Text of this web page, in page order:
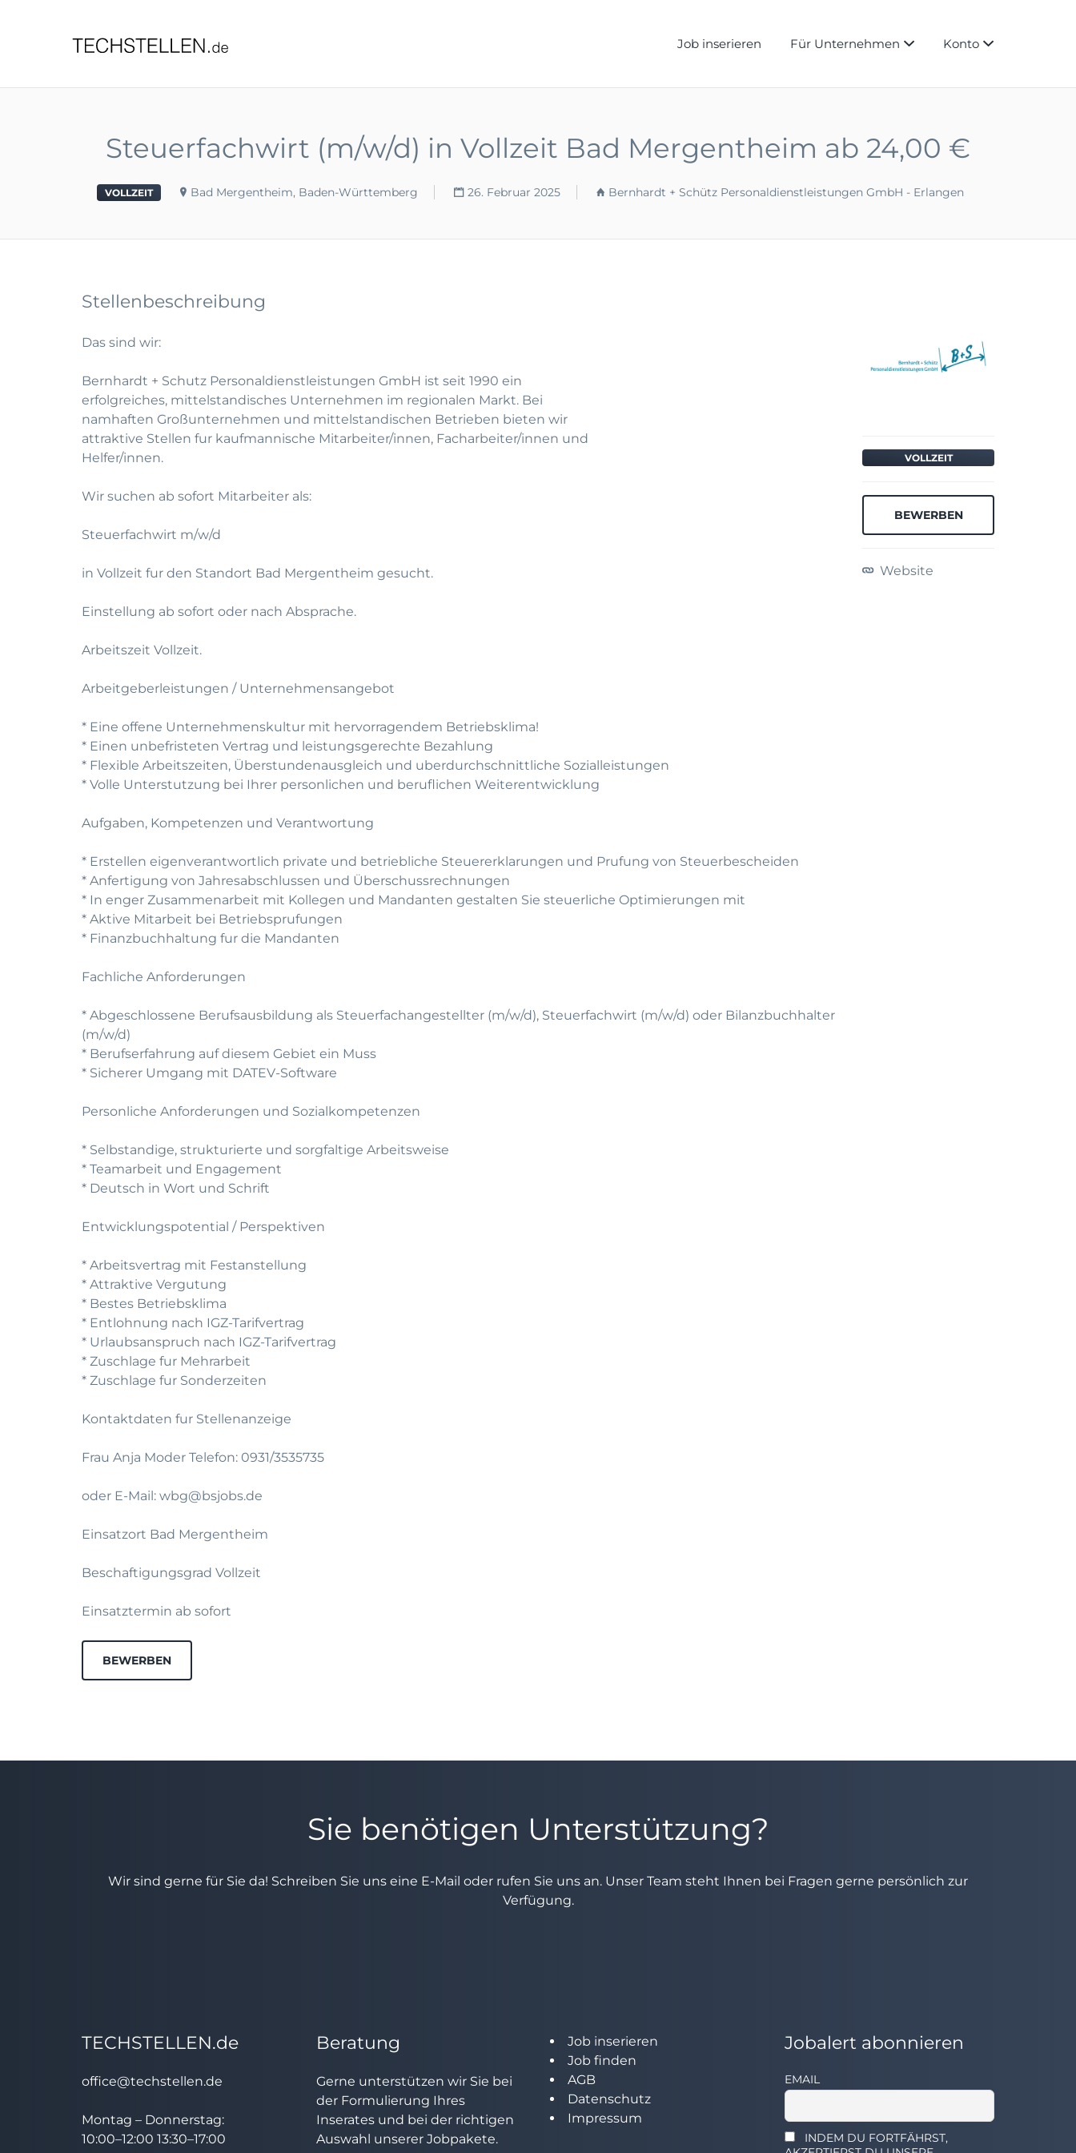
Job inserieren Für Unternehmen Konto
Steuerfachwirt (m/w/d) in Vollzeit Bad Mergentheim ab 24,00 €
VOLLZEIT Bad Mergentheim, Baden-Württemberg 26. Februar 2025 Bernhardt + Schütz Personaldienstleistungen GmbH - Erlangen
Stellenbeschreibung
Das sind wir:
Bernhardt + Schutz Personaldienstleistungen GmbH ist seit 1990 ein
erfolgreiches, mittelstandisches Unternehmen im regionalen Markt. Bei
namhaften Großunternehmen und mittelstandischen Betrieben bieten wir
attraktive Stellen fur kaufmannische Mitarbeiter/innen, Facharbeiter/innen und
Helfer/innen.
Wir suchen ab sofort Mitarbeiter als:
Steuerfachwirt m/w/d
in Vollzeit fur den Standort Bad Mergentheim gesucht.
Einstellung ab sofort oder nach Absprache.
Arbeitszeit Vollzeit.
Arbeitgeberleistungen / Unternehmensangebot
* Eine offene Unternehmenskultur mit hervorragendem Betriebsklima!
* Einen unbefristeten Vertrag und leistungsgerechte Bezahlung
* Flexible Arbeitszeiten, Überstundenausgleich und uberdurchschnittliche Sozialleistungen
* Volle Unterstutzung bei Ihrer personlichen und beruflichen Weiterentwicklung
Aufgaben, Kompetenzen und Verantwortung
* Erstellen eigenverantwortlich private und betriebliche Steuererklarungen und Prufung von Steuerbescheiden
* Anfertigung von Jahresabschlussen und Überschussrechnungen
* In enger Zusammenarbeit mit Kollegen und Mandanten gestalten Sie steuerliche Optimierungen mit
* Aktive Mitarbeit bei Betriebsprufungen
* Finanzbuchhaltung fur die Mandanten
Fachliche Anforderungen
* Abgeschlossene Berufsausbildung als Steuerfachangestellter (m/w/d), Steuerfachwirt (m/w/d) oder Bilanzbuchhalter
(m/w/d)
* Berufserfahrung auf diesem Gebiet ein Muss
* Sicherer Umgang mit DATEV-Software
Personliche Anforderungen und Sozialkompetenzen
* Selbstandige, strukturierte und sorgfaltige Arbeitsweise
* Teamarbeit und Engagement
* Deutsch in Wort und Schrift
Entwicklungspotential / Perspektiven
* Arbeitsvertrag mit Festanstellung
* Attraktive Vergutung
* Bestes Betriebsklima
* Entlohnung nach IGZ-Tarifvertrag
* Urlaubsanspruch nach IGZ-Tarifvertrag
* Zuschlage fur Mehrarbeit
* Zuschlage fur Sonderzeiten
Kontaktdaten fur Stellenanzeige
Frau Anja Moder Telefon: 0931/3535735
oder E-Mail: wbg@bsjobs.de
Einsatzort Bad Mergentheim
Beschaftigungsgrad Vollzeit
Einsatztermin ab sofort
BEWERBEN
VOLLZEIT
BEWERBEN
Website
Sie benötigen Unterstützung?
Wir sind gerne für Sie da! Schreiben Sie uns eine E-Mail oder rufen Sie uns an. Unser Team steht Ihnen bei Fragen gerne persönlich zur
Verfügung.
TECHSTELLEN.de
office@techstellen.de
Montag – Donnerstag:
10:00–12:00 13:30–17:00
Beratung
Gerne unterstützen wir Sie bei
der Formulierung Ihres
Inserates und bei der richtigen
Auswahl unserer Jobpakete.
Job inserieren
Job finden
AGB
Datenschutz
Impressum
Jobalert abonnieren
EMAIL
INDEM DU FORTFÄHRST,